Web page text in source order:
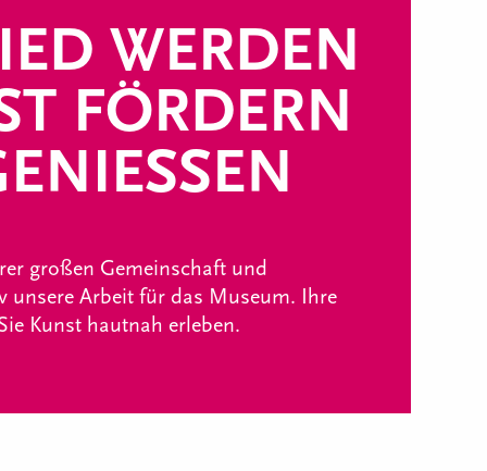
WERDEN
FÖRDERN
großen Gemeinschaft und
unsere Arbeit für das Museum. Ihre
Kunst hautnah erleben.